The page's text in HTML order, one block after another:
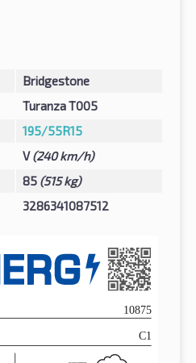
Bridgestone
Turanza T005
195/55R15
V(240 km/h)
85 (515 kg)
3286341087512